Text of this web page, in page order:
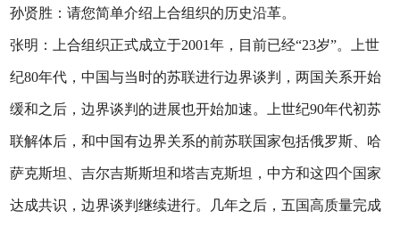
孙贤胜：请您简单介绍上合组织的历史沿革。
张明：上合组织正式成立于2001年，目前已经“23岁”。上世
纪80年代，中国与当时的苏联进行边界谈判，两国关系开始
缓和之后，边界谈判的进展也开始加速。上世纪90年代初苏
联解体后，和中国有边界关系的前苏联国家包括俄罗斯、哈
萨克斯坦、吉尔吉斯斯坦和塔吉克斯坦，中方和这四个国家
达成共识，边界谈判继续进行。几年之后，五国高质量完成